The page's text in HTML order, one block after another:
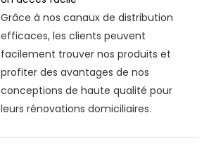
Grâce à nos canaux de distribution
efficaces, les clients peuvent
facilement trouver nos produits et
profiter des avantages de nos
conceptions de haute qualité pour
leurs rénovations domiciliaires.